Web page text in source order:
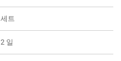
세트
2 일